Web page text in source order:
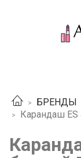
БРЕНДЫ
Карандаш